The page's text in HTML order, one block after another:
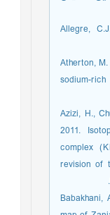
Allegre,
Atherton,
sodium-
Azizi, H.,
2011.
complex
revision of